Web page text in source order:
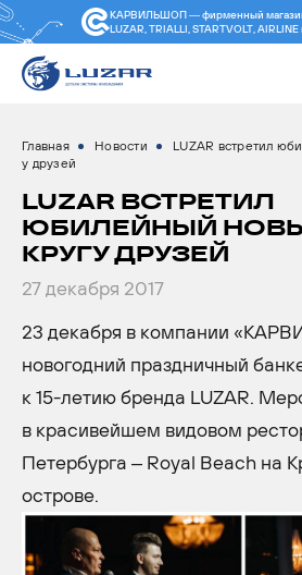
КАРВИЛЬШОП — фирменный
LUZAR, TRIALLI, STARTVOLT,
Главная Новости
LUZAR встретил
у друзей
LUZAR ВСТРЕТИЛ
ЮБИЛЕЙНЫЙ
КРУГУ ДРУЗЕЙ
27 декабря 2017
23 декабря в компании
новогодний праздничный
к 15-летию бренда LUZAR.
в красивейшем видовом
Петербурга – Royal Beach на
острове.